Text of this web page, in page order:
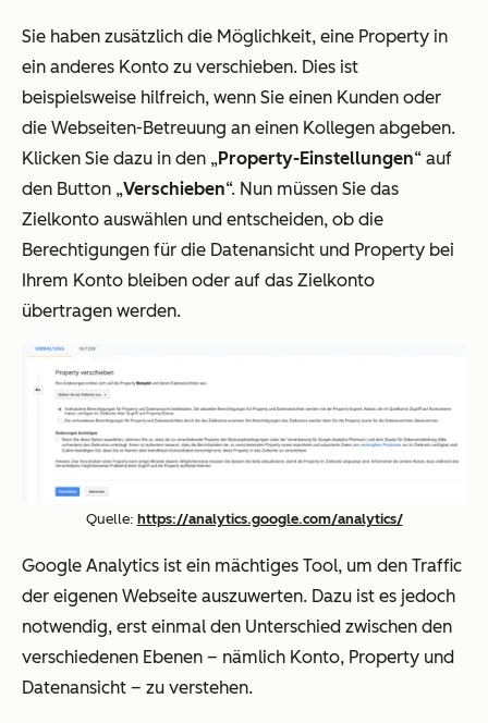
Sie haben zusätzlich die Möglichkeit, eine Property in
ein anderes Konto zu verschieben. Dies ist
beispielsweise hilfreich, wenn Sie einen Kunden oder
die Webseiten-Betreuung an einen Kollegen abgeben.
Klicken Sie dazu in den „Property-Einstellungen“ auf
den Button „Verschieben“. Nun müssen Sie das
Zielkonto auswählen und entscheiden, ob die
Berechtigungen für die Datenansicht und Property bei
Ihrem Konto bleiben oder auf das Zielkonto
übertragen werden.
Quelle: https://analytics.google.com/analytics/
Google Analytics ist ein mächtiges Tool, um den Traffic
der eigenen Webseite auszuwerten. Dazu ist es jedoch
notwendig, erst einmal den Unterschied zwischen den
verschiedenen Ebenen – nämlich Konto, Property und
Datenansicht – zu verstehen.